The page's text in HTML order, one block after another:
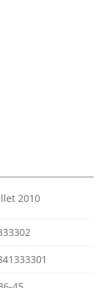
2010